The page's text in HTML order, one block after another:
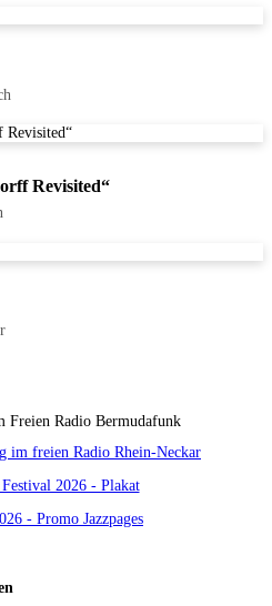
Revisited“
im freien Radio Rhein-Neckar